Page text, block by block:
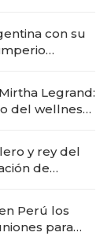
con su
Legrand:
del wellness
y rey del
de
Perú los
para